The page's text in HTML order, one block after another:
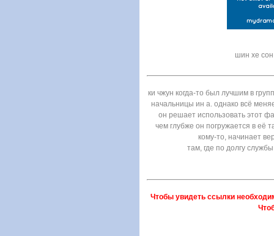
шин хе сон
ки чжун когда-то был лучшим в
начальницы ин а. однако всё
он решает использовать этот
чем глубже он погружается в её
кому-то, начинает
там, где по долгу
Чтобы увидеть ссылки